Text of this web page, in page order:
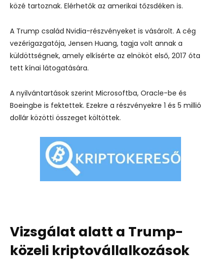
közé tartoznak. Elérhetők az amerikai tőzsdéken is.
A Trump család Nvidia-részvényeket is vásárolt. A cég
vezérigazgatója, Jensen Huang, tagja volt annak a
küldöttségnek, amely elkísérte az elnököt első, 2017 óta
tett kínai látogatására.
A nyilvántartások szerint Microsoftba, Oracle-be és
Boeingbe is fektettek. Ezekre a részvényekre 1 és 5 millió
dollár közötti összeget költöttek.
Vizsgálat alatt a Trump-
közeli kriptovállalkozások